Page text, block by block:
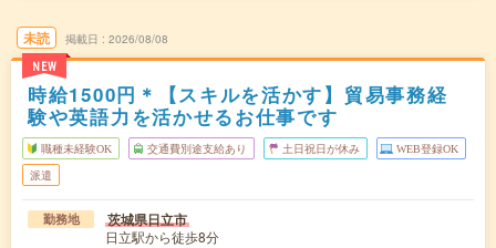
未読
NEW
掲載日 2026/08/08
時給1500円＊【スキルを活かす】貿易事務経
験や英語力を活かせるお仕事です
職種未経験OK 交通費別途支給あり 土日祝日が休み WEB登録OK
派遣
勤務地 茨城県日立市
日立駅から徒歩8分